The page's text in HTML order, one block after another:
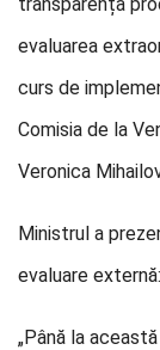
evaluarea
curs de
Comisia de la
Veronica
Ministrul a
evaluare externă:
„Până la